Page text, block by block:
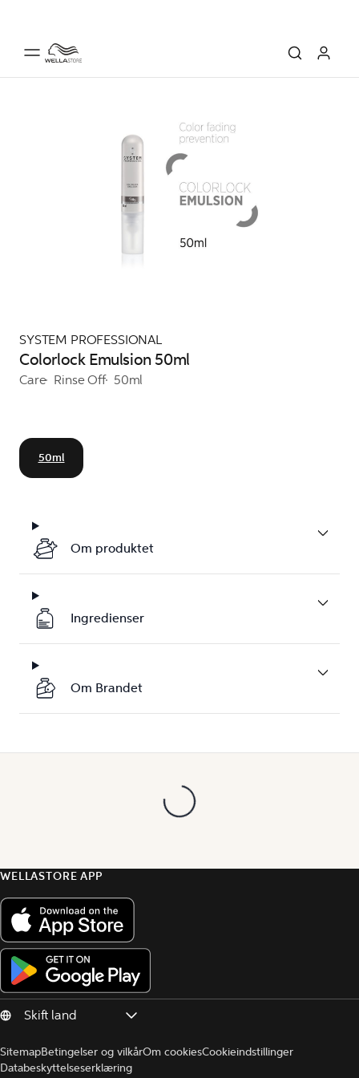
SYSTEM PROFESSIONAL
Colorlock Emulsion 50ml
Care Rinse Off 50ml
50ml
Om produktet
Ingredienser
Om Brandet
WELLASTORE APP
SitemapBetingelser og vilkårOm cookiesCookieindstillinger
Databeskyttelseserklæring